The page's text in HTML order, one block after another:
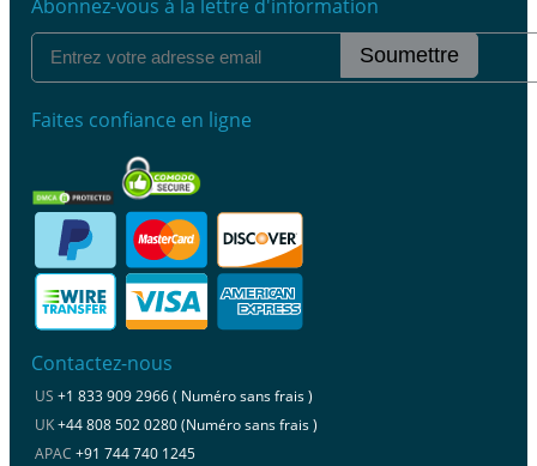
Abonnez-vous à la lettre d'information
Soumettre
Faites confiance en ligne
Contactez-nous
US +1 833 909 2966 ( Numéro sans frais )
UK+44 808 502 0280 (Numéro sans frais )
APAC +91 744 740 1245